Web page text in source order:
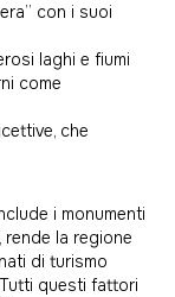
con i suoi
laghi e fiumi
come
che
i monumenti
la regione
di turismo
questi fattori